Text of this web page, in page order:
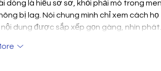
là hiểu sơ sơ, khỏi phải mò trong
bị lag. Nói chung mình chỉ xem cách họ
dung được sắp xếp gọn gàng, nhìn